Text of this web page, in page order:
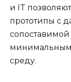
и IT
прототипы с
среду.